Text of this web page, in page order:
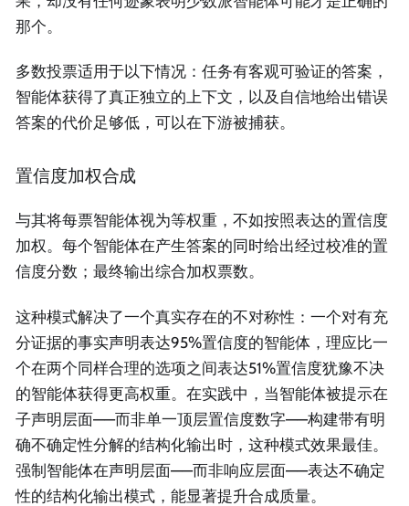
那个。
多数投票适用于以下情况：任务有客观可验证的答案，
智能体获得了真正独立的上下文，以及自信地给出错误
答案的代价足够低，可以在下游被捕获。
置信度加权合成
与其将每票智能体视为等权重，不如按照表达的置信度
加权。每个智能体在产生答案的同时给出经过校准的置
信度分数；最终输出综合加权票数。
这种模式解决了一个真实存在的不对称性：一个对有充
分证据的事实声明表达95%置信度的智能体，理应比一
个在两个同样合理的选项之间表达51%置信度犹豫不决
的智能体获得更高权重。在实践中，当智能体被提示在
子声明层面——而非单一顶层置信度数字——构建带有明
确不确定性分解的结构化输出时，这种模式效果最佳。
强制智能体在声明层面——而非响应层面——表达不确定
性的结构化输出模式，能显著提升合成质量。